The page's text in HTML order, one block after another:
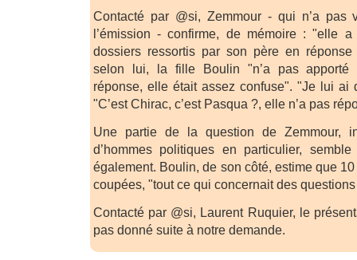
Contacté par @si, Zemmour - qui n’a pas
l’émission - confirme, de mémoire : "elle a
dossiers ressortis par son père en
selon lui, la fille Boulin "n’a pas apporté
réponse, elle était assez confuse". "Je lui ai
"C’est Chirac, c’est Pasqua ?, elle n’a pas
Une partie de la question de Zemmour,
d’hommes politiques en particulier,
également. Boulin, de son côté, estime que
coupées, "tout ce qui concernait des
Contacté par @si, Laurent Ruquier, le
pas donné suite à notre demande.